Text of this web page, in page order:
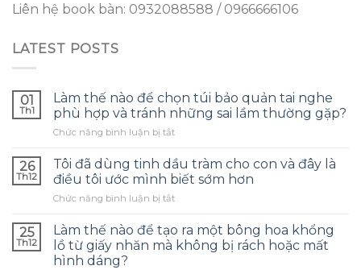
Liên hệ book bàn: 0932088588 / 0966666106
LATEST POSTS
01
Th1
Làm thế nào để chọn túi bảo quản tai nghe
phù hợp và tránh những sai lầm thường gặp?
Chức năng bình luận bị tắtở
thế
nào
để
chọn
bảo
quản
26
Th12
Tôi đã dùng tinh dầu tràm cho con và đây là
điều tôi ước mình biết sớm hơn
Chức năng bình luận bị tắtở
đã
dùng
tinh
25
Th12
Làm thế nào để tạo ra một bông hoa khổng
lồ từ giấy nhăn mà không bị rách hoặc mất
hình dáng?